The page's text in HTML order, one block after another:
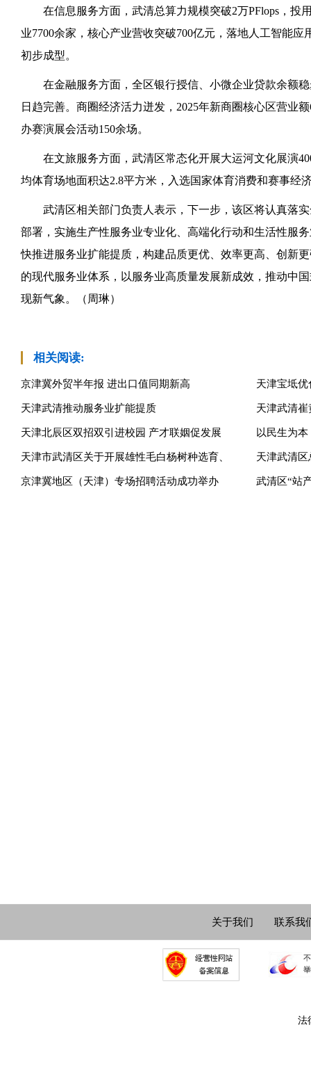
在信息服务方面，武清总算力规模突破2万PFlops，投
业7700余家，核心产业营收突破700亿元，落地人工智能应
初步成型。
在金融服务方面，全区银行授信、小微企业贷款余额稳
日趋完善。商圈经济活力迸发，2025年新商圈核心区营业
办赛演展会活动150余场。
在文旅服务方面，武清区常态化开展大运河文化展演
均体育场地面积达2.8平方米，入选国家体育消费和赛事经
武清区相关部门负责人表示，下一步，该区将认真落实
部署，实施生产性服务业专业化、高端化行动和生活性服
快推进服务业扩能提质，构建品质更优、效率更高、创新
的现代服务业体系，以服务业高质量发展新成效，推动中
现新气象。（周琳）
相关阅读:
京津冀外贸半年报 进出口值同期新高 天津宝坻
天津武清推动服务业扩能提质 天津武清
天津北辰区双招双引进校园 产才联姻促发展 以民生为
天津市武清区关于开展雄性毛白杨树种选育、 天津武清
京津冀地区（天津）专场招聘活动成功举办 武清区“站
关于我们 联系我
法